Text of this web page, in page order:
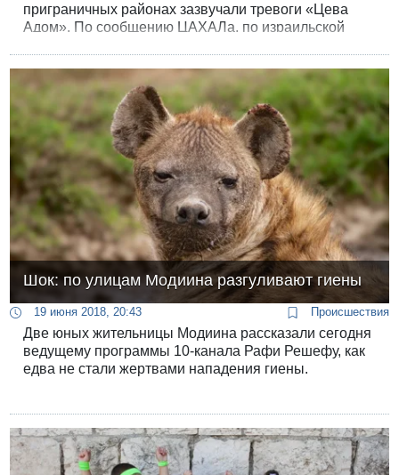
приграничных районах зазвучали тревоги «Цева
Адом». По сообщению ЦАХАЛа, по израильской
Шок: по улицам Модиина разгуливают гиены
19 июня 2018, 20:43 Происшествия
Две юных жительницы Модиина рассказали сегодня
ведущему программы 10-канала Рафи Решефу, как
едва не стали жертвами нападения гиены.